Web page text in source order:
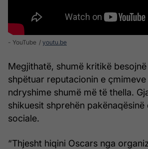
- YouTube youtu.be
Megjithatë, shumë kritikë
shpëtuar reputacionin e
ndryshime shumë më të thella.
shikuesit shprehën
sociale.
“Thjesht hiqini Oscars nga